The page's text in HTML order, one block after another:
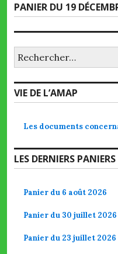
Next
post:
PANIER DU 19
VIE DE L’AMAP
Les documents
LES DERNIERS PANIERS
Panier du 6 août 2026
Panier du 30 juillet 2026
Panier du 23 juillet 2026